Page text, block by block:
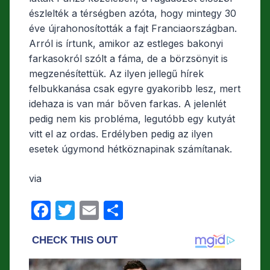
észlelték a térségben azóta, hogy mintegy 30
éve újrahonosították a fajt Franciaországban.
Arról is írtunk, amikor az estleges bakonyi
farkasokról szólt a fáma, de a börzsönyit is
megzenésítettük. Az ilyen jellegű hírek
felbukkanása csak egyre gyakoribb lesz, mert
idehaza is van már bőven farkas. A jelenlét
pedig nem kis probléma, legutóbb egy kutyát
vitt el az ordas. Erdélyben pedig az ilyen
esetek úgymond hétköznapinak számítanak.
via
F
c
T
itt
E
ail